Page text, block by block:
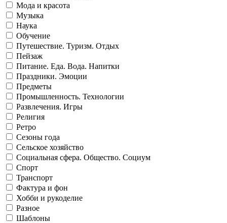
Мода и красота
Музыка
Наука
Обучение
Путешествие. Туризм. Отдых
Пейзаж
Питание. Еда. Вода. Напитки
Праздники. Эмоции
Предметы
Промышленность. Технологии
Развлечения. Игры
Религия
Ретро
Сезоны года
Сельское хозяйство
Социальная сфера. Общество. Социум
Спорт
Транспорт
Фактура и фон
Хобби и рукоделие
Разное
Шаблоны